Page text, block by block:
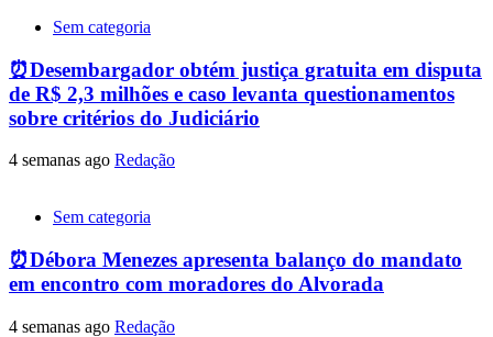
Sem categoria
⏰Desembargador obtém justiça gratuita em disputa
de R$ 2,3 milhões e caso levanta questionamentos
sobre critérios do Judiciário
4 semanas ago Redação
Sem categoria
⏰Débora Menezes apresenta balanço do mandato
em encontro com moradores do Alvorada
4 semanas ago Redação